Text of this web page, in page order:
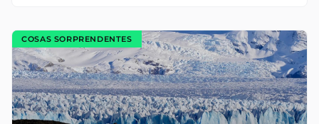
COSAS SORPRENDENTES